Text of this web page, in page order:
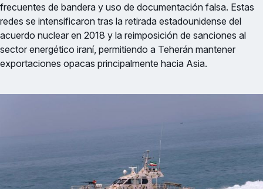
frecuentes de bandera y uso de documentación falsa. Estas
redes se intensificaron tras la retirada estadounidense del
acuerdo nuclear en 2018 y la reimposición de sanciones al
sector energético iraní, permitiendo a Teherán mantener
exportaciones opacas principalmente hacia Asia.